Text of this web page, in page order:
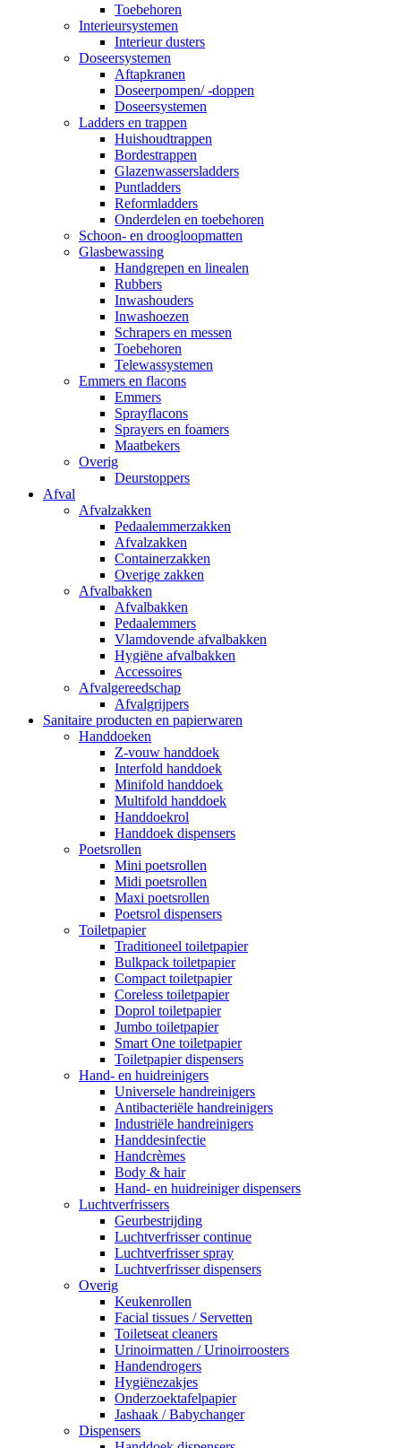
Toebehoren
Interieursystemen
Interieur dusters
Doseersystemen
Aftapkranen
Doseerpompen/ -doppen
Doseersystemen
Ladders en trappen
Huishoudtrappen
Bordestrappen
Glazenwassersladders
Puntladders
Reformladders
Onderdelen en toebehoren
Schoon- en droogloopmatten
Glasbewassing
Handgrepen en linealen
Rubbers
Inwashouders
Inwashoezen
Schrapers en messen
Toebehoren
Telewassystemen
Emmers en flacons
Emmers
Sprayflacons
Sprayers en foamers
Maatbekers
Overig
Deurstoppers
Afval
Afvalzakken
Pedaalemmerzakken
Afvalzakken
Containerzakken
Overige zakken
Afvalbakken
Afvalbakken
Pedaalemmers
Vlamdovende afvalbakken
Hygiëne afvalbakken
Accessoires
Afvalgereedschap
Afvalgrijpers
Sanitaire producten en papierwaren
Handdoeken
Z-vouw handdoek
Interfold handdoek
Minifold handdoek
Multifold handdoek
Handdoekrol
Handdoek dispensers
Poetsrollen
Mini poetsrollen
Midi poetsrollen
Maxi poetsrollen
Poetsrol dispensers
Toiletpapier
Traditioneel toiletpapier
Bulkpack toiletpapier
Compact toiletpapier
Coreless toiletpapier
Doprol toiletpapier
Jumbo toiletpapier
Smart One toiletpapier
Toiletpapier dispensers
Hand- en huidreinigers
Universele handreinigers
Antibacteriële handreinigers
Industriële handreinigers
Handdesinfectie
Handcrèmes
Body & hair
Hand- en huidreiniger dispensers
Luchtverfrissers
Geurbestrijding
Luchtverfrisser continue
Luchtverfrisser spray
Luchtverfrisser dispensers
Overig
Keukenrollen
Facial tissues / Servetten
Toiletseat cleaners
Urinoirmatten / Urinoirroosters
Handendrogers
Hygiënezakjes
Onderzoektafelpapier
Jashaak / Babychanger
Dispensers